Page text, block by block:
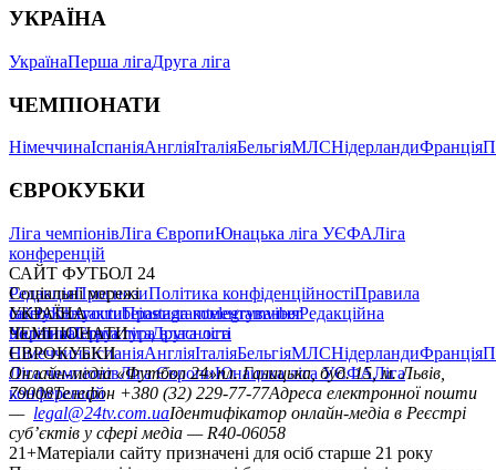
УКРАЇНА
УкраїнаПерша лігаДруга ліга
ЧЕМПІОНАТИ
НімеччинаІспаніяАнгліяІталіяБельгіяМЛСНідерландиФранція
ЄВРОКУБКИ
Ліга чемпіонівЛіга ЄвропиЮнацька ліга УЄФАЛіга
конференцій
САЙТ ФУТБОЛ 24
РедакціяПрогнозиПолітика конфіденційностіПравила
сайтуКонтактиПравила коментуванняРедакційна
політикаСтруктура власності
Соціальні мережі
facebookxyoutubeinstagramtelegramviber
УКРАЇНА
УкраїнаПерша лігаДруга ліга
ЧЕМПІОНАТИ
НімеччинаІспаніяАнгліяІталіяБельгіяМЛСНідерландиФранція
ЄВРОКУБКИ
Ліга чемпіонівЛіга ЄвропиЮнацька ліга УЄФАЛіга
конференцій
Онлайн-медіа «Футбол 24»пл. Галицька, буд. 15, м. Львів,
79008Телефон +380 (32) 229-77-77Адреса електронної пошти
— legal@24tv.com.uaІдентифікатор онлайн-медіа в Реєстрі
суб’єктів у сфері медіа — R40-06058
21+Матеріали сайту призначені для осіб старше 21 року